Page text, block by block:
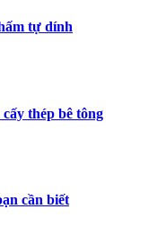
tự dính
thép bê tông
cần biết